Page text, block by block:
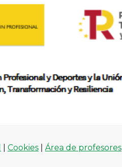
Cookies Área de profesores